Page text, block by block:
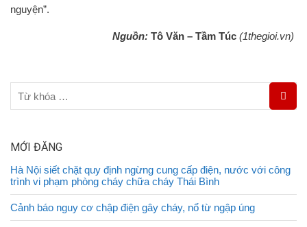
nguyện”.
Nguồn: Tô Văn – Tầm Túc (1thegioi.vn)
MỚI ĐĂNG
Hà Nội siết chặt quy định ngừng cung cấp điện, nước với công
trình vi phạm phòng cháy chữa cháy Thái Bình
Cảnh báo nguy cơ chập điện gây cháy, nổ từ ngập úng